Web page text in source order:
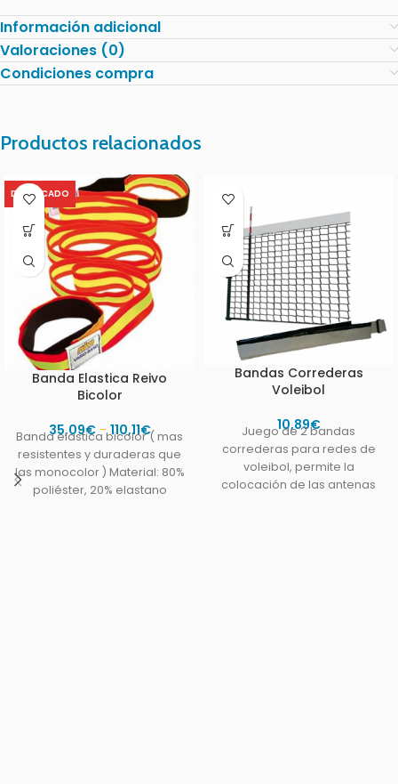
Información adicional
Valoraciones (0)
Condiciones compra
Productos relacionados
DESTACADO
Banda Elastica Reivo
Bicolor
35,09€ - 110,11€
Banda elastica bicolor ( mas
resistentes y duraderas que
las monocolor ) Material: 80%
poliéster, 20% elastano
Bandas Correderas
Voleibol
10,89€
Juego de 2 bandas
correderas para redes de
voleibol, permite la
colocación de las antenas